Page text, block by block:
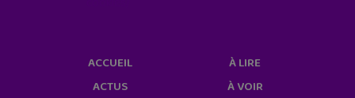
ACCUEIL
ACTUS
À LIRE
À VOIR